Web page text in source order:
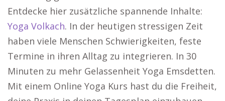
Entdecke hier zusätzliche spannende Inhalte:
Yoga Volkach. In der heutigen stressigen Zeit
haben viele Menschen Schwierigkeiten, feste
Termine in ihren Alltag zu integrieren. In 30
Minuten zu mehr Gelassenheit Yoga Emsdetten.
Mit einem Online Yoga Kurs hast du die Freiheit,